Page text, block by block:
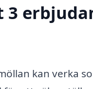
3
kan verka